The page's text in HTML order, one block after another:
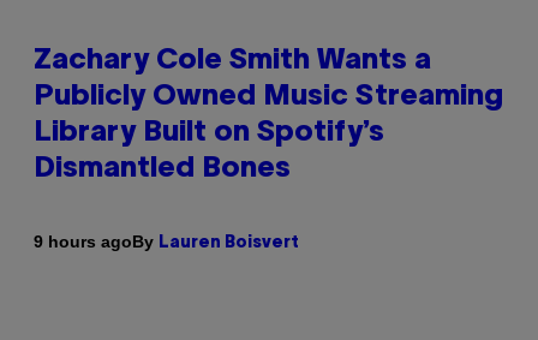
Zachary Cole Smith Wants a
Publicly Owned Music Streaming
Library Built on Spotify’s
Dismantled Bones
9 hours agoBy Lauren Boisvert